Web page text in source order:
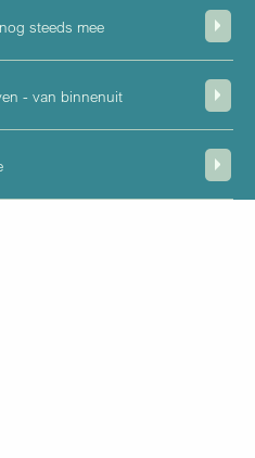
steeds mee
- van binnenuit